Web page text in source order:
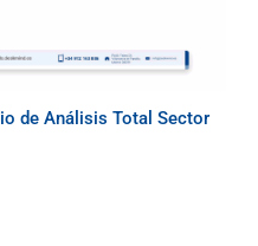
de Análisis Total Sector